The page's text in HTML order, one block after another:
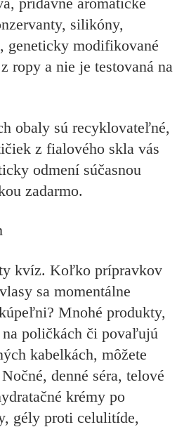
silikóny,
modifikované
ropy a nie je testovaná na
obaly sú recyklovateľné,
z fialového skla vás
odmení súčasnou
zadarmo.
kvíz. Koľko prípravkov
sa momentálne
Mnohé produkty,
poličkách či povaľujú
kabelkách, môžete
denné séra, telové
krémy po
gély proti celulitíde,